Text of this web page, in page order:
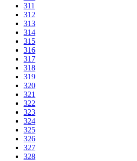
311
312
313
314
315
316
317
318
319
320
321
322
323
324
325
326
327
328